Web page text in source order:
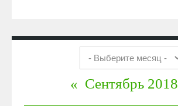
« Сентябрь 2018